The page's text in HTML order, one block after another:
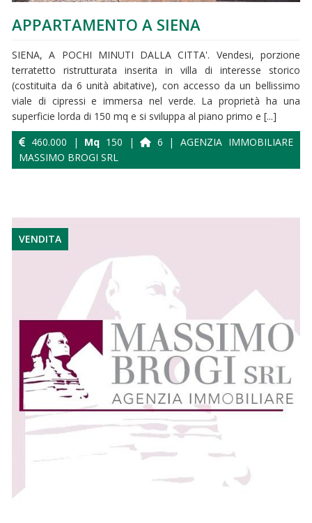
APPARTAMENTO A SIENA
SIENA, A POCHI MINUTI DALLA CITTA'. Vendesi, porzione
terratetto ristrutturata inserita in villa di interesse storico
(costituita da 6 unità abitative), con accesso da un bellissimo
viale di cipressi e immersa nel verde. La proprietà ha una
superficie lorda di 150 mq e si sviluppa al piano primo e [...]
460.000 | Mq 150 |
6 | AGENZIA IMMOBILIARE
MASSIMO BROGI SRL
VENDITA